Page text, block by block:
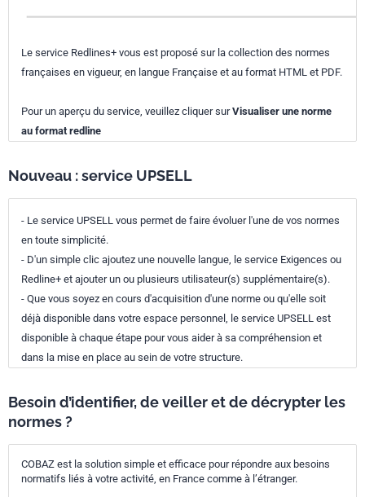
Le service Redlines+ vous est proposé sur la collection des normes
françaises en vigueur, en langue Française et au format HTML et PDF.
Pour un aperçu du service, veuillez cliquer surVisualiser une norme
au format redline
Nouveau : service UPSELL
- Le service UPSELL vous permet de faire évoluer l'une de vos normes
en toute simplicité.
- D'un simple clic ajoutez une nouvelle langue, le service Exigences ou
Redline+ et ajouter un ou plusieurs utilisateur(s) supplémentaire(s).
- Que vous soyez en cours d'acquisition d'une norme ou qu'elle soit
déjà disponible dans votre espace personnel, le service UPSELL est
disponible à chaque étape pour vous aider à sa compréhension et
dans la mise en place au sein de votre structure.
Besoin d’identifier, de veiller et de décrypter les
normes ?
COBAZ est la solution simple et efficace pour répondre aux besoins
normatifs liés à votre activité, en France comme à l’étranger.